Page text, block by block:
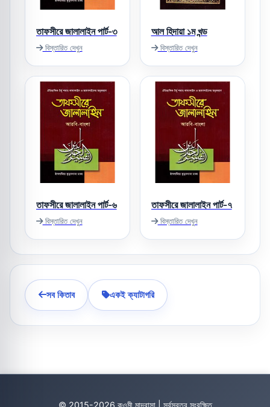
তাফসীরে জালালাইন পার্ট-৩
বিস্তারিত দেখুন
আল হিদায়া ১ম খন্ড
বিস্তারিত দেখুন
তাফসীরে জালালাইন পার্ট-৬
বিস্তারিত দেখুন
তাফসীরে জালালাইন পার্ট-৭
বিস্তারিত দেখুন
সব কিতাব একই ক্যাটাগরি